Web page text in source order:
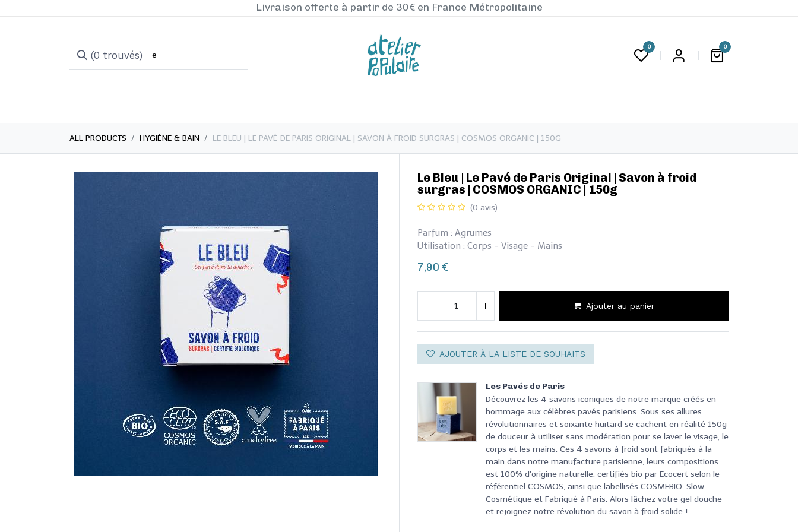
Livraison offerte à partir de 30€ en France Métropolitaine
(0 trouvés)
0 0
ALL PRODUCTS ​HYGIÈNE & BAIN ​LE BLEU | LE PAVÉ DE PARIS ORIGINAL | SAVON À FROID SURGRAS | COSMOS ORGANIC | 150G
​Le Bleu | Le Pavé de Paris Original | Savon à froid
surgras | COSMOS ORGANIC | 150g
(0 avis)
Parfum : Agrumes
Utilisation : Corps - Visage - Mains
7,90 €
Ajouter au panier
AJOUTER À LA LISTE DE SOUHAITS
Les Pavés de Paris
Découvrez les 4 savons iconiques de notre marque créés en
hommage aux célèbres pavés parisiens. Sous ses allures
révolutionnaires et soixante huitard se cachent en réalité 150g
de douceur à utiliser sans modération pour se laver le visage, le
corps et les mains. Ces 4 savons à froid sont fabriqués à la
main dans notre manufacture parisienne, leurs compositions
est 100% d'origine naturelle, certifiés bio par Ecocert selon le
référentiel COSMOS, ainsi que labellisés COSMEBIO, Slow
Cosmétique et Fabriqué à Paris. Alors lâchez votre gel douche
et rejoignez notre révolution du savon à froid solide !